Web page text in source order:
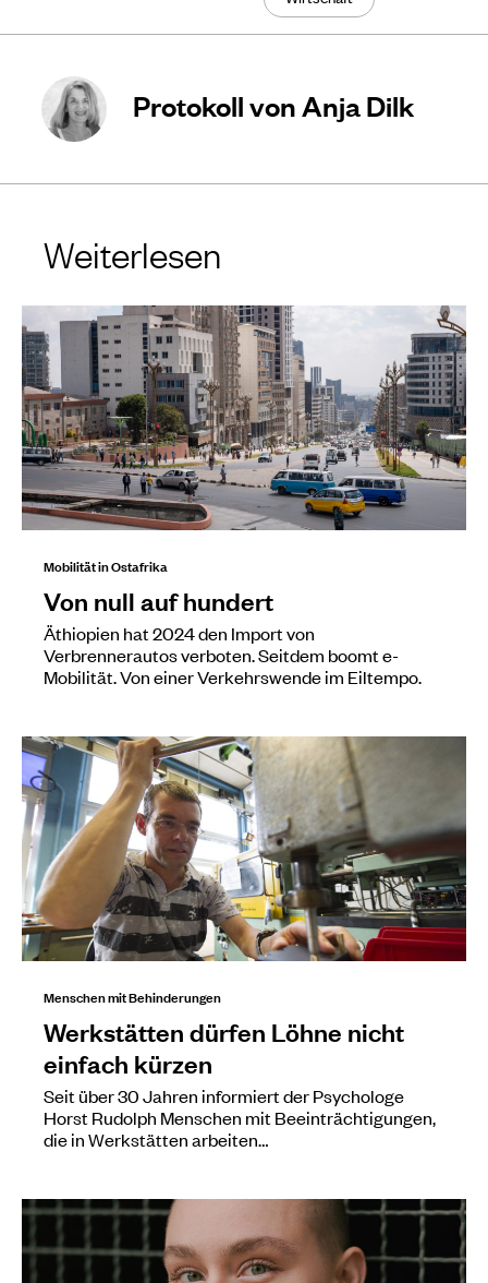
Protokoll von Anja Dilk
Weiterlesen
Mobilität in Ostafrika
Von null auf hundert
Äthiopien hat 2024 den Import von
Verbrennerautos verboten. Seitdem boomt e-
Mobilität. Von einer Verkehrswende im Eiltempo.
Menschen mit Behinderungen
Werkstätten dürfen Löhne nicht
einfach kürzen
Seit über 30 Jahren informiert der Psychologe
Horst Rudolph Menschen mit Beeinträchtigungen,
die in Werkstätten arbeiten…